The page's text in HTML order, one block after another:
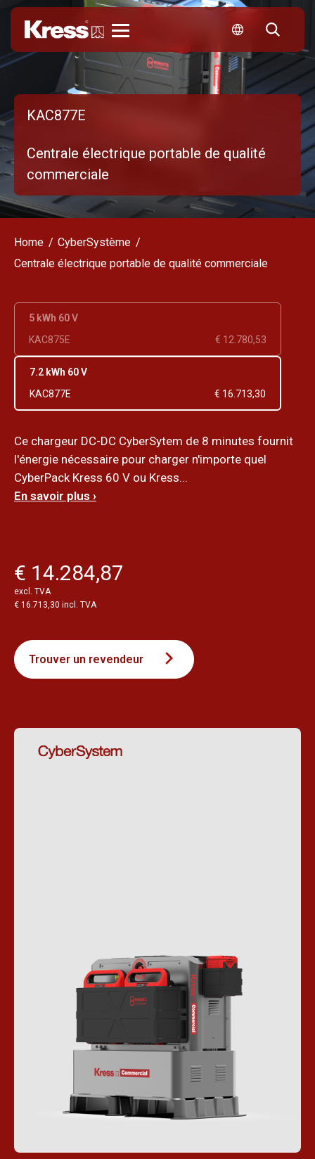
KAC877E
Centrale électrique portable de qualité
commerciale
Home
CyberSystème
Centrale électrique portable de qualité commerciale
5 kWh 60 V
KAC875E
€ 12.780,53
7.2 kWh 60 V
KAC877E
€ 16.713,30
Ce chargeur DC-DC CyberSytem de 8 minutes fournit
l'énergie nécessaire pour charger n'importe quel
CyberPack Kress 60 V ou Kress...
En savoir plus ›
€ 14.284,87
excl. TVA
€ 16.713,30 incl. TVA
Trouver un revendeur